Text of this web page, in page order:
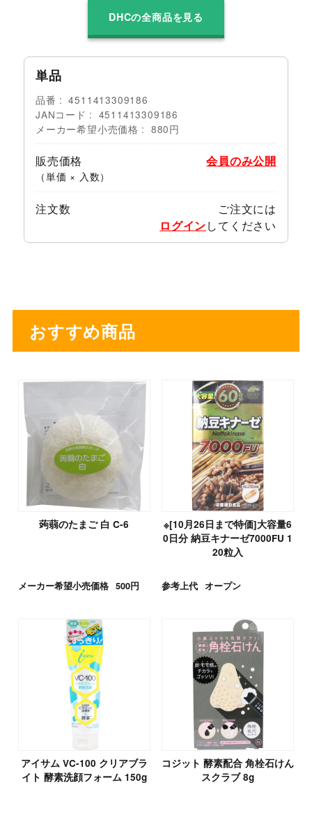
DHCの全商品を見る
単品
品番
4511413309186
JANコード
4511413309186
メーカー希望小売価格
880円
販売価格
（単価 × 入数）
会員のみ公開
注文数
ご注文には
ログインしてください
おすすめ商品
蒟蒻のたまご 白 C-6
メーカー希望小売価格 500円
※[10月26日まで特価]大容量6
0日分 納豆キナーゼ7000FU 1
20粒入
参考上代 オープン
アイサム VC-100 クリアブラ
イト 酵素洗顔フォーム 150g
コジット 酵素配合 角栓石けん
スクラブ 8g